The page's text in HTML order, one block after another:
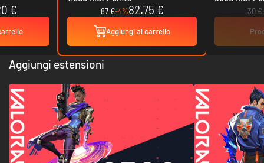
€ 87 €-4%82.75 €
Aggiungi al carrello
30 €
Aggiungi estensioni